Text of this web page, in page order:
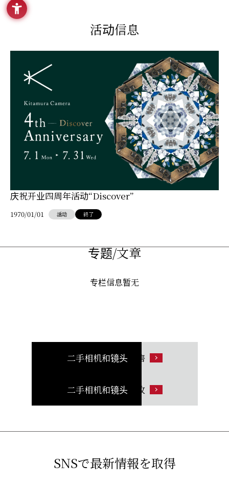
活动信息
庆祝开业四周年活动“Discover”
1970/01/01 活动 終了
专题/文章
专栏信息暂无
二手相机和镜头 销售
二手相机和镜头 回收
SNSで最新情報を取得